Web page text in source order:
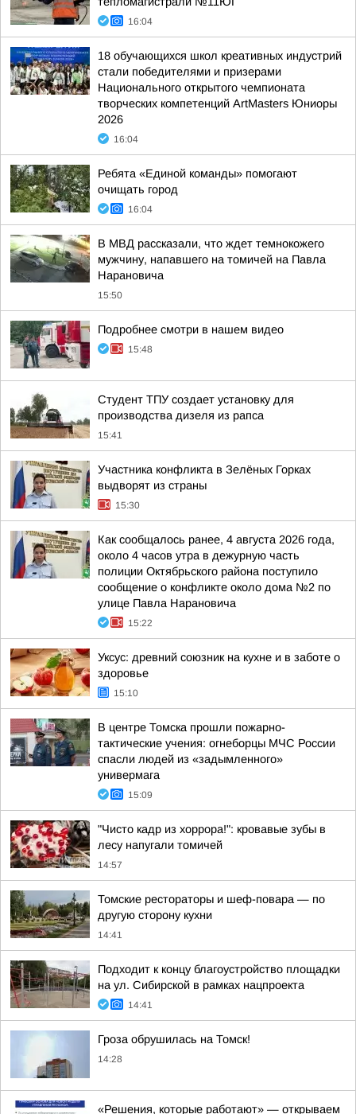
16:04
18 обучающихся школ креативных индустрий
стали победителями и призерами
Национального открытого чемпионата
творческих компетенций ArtMasters Юниоры
2026
16:04
Ребята «Единой команды» помогают
очищать город
16:04
В МВД рассказали, что ждет темнокожего
мужчину, напавшего на томичей на Павла
Нарановича
15:50
Подробнее смотри в нашем видео
15:48
Студент ТПУ создает установку для
производства дизеля из рапса
15:41
Участника конфликта в Зелёных Горках
выдворят из страны
15:30
Как сообщалось ранее, 4 августа 2026 года,
около 4 часов утра в дежурную часть
полиции Октябрьского района поступило
сообщение о конфликте около дома №2 по
улице Павла Нарановича
15:22
Уксус: древний союзник на кухне и в заботе о
здоровье
15:10
В центре Томска прошли пожарно-
тактические учения: огнеборцы МЧС России
спасли людей из «задымленного»
универмага
15:09
"Чисто кадр из хоррора!": кровавые зубы в
лесу напугали томичей
14:57
Томские рестораторы и шеф-повара — по
другую сторону кухни
14:41
Подходит к концу благоустройство площадки
на ул. Сибирской в рамках нацпроекта
14:41
Гроза обрушилась на Томск!
14:28
«Решения, которые работают» — открываем